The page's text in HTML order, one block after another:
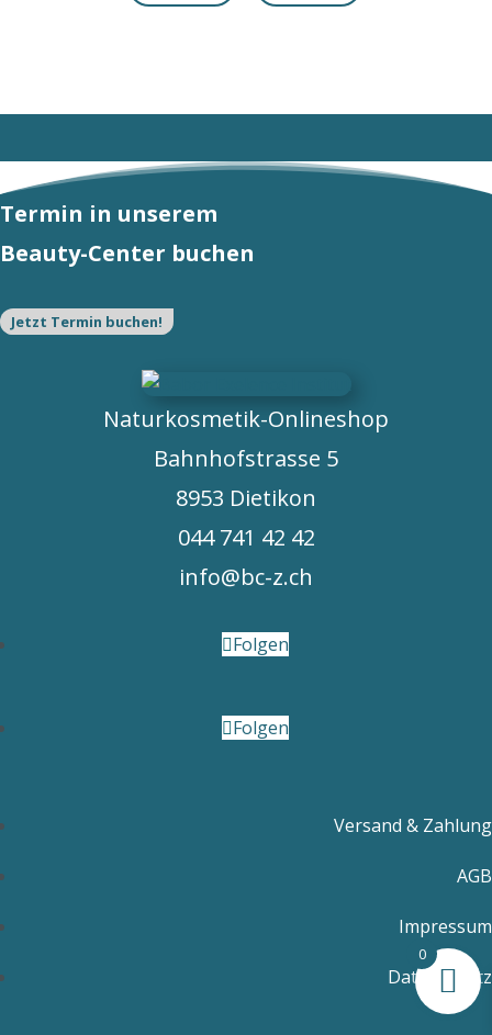
Termin in unserem
Beauty-Center buchen
Jetzt Termin buchen!
Naturkosmetik-Onlineshop
Bahnhofstrasse 5
8953 Dietikon
044 741 42 42
info@bc-z.ch
Folgen
Folgen
Versand & Zahlung
AGB
Impressum
Datenschutz
0